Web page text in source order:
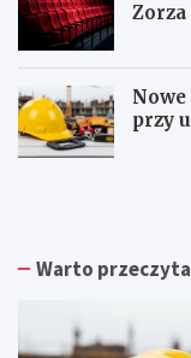
Zorza
przy
Z
k
W
z
W
z Warto